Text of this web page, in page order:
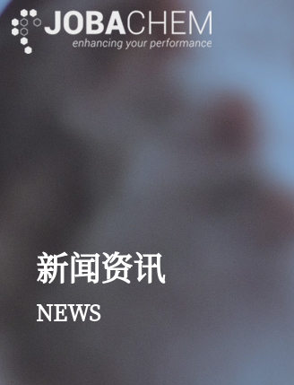
新闻资讯
NEWS